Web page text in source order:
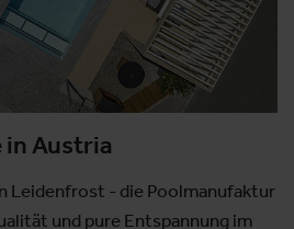
in Austria
Leidenfrost - die Poolmanufaktur
und pure Entspannung im